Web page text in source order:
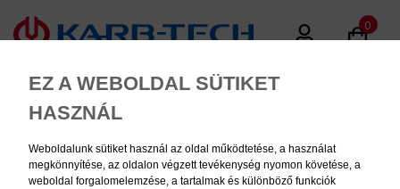
EZ A WEBOLDAL SÜTIKET
HASZNÁL
Weboldalunk sütiket használ az oldal működtetése, a használat
megkönnyítése, az oldalon végzett tevékenység nyomon követése, a
weboldal forgalomelemzése, a tartalmak és különböző funkciók
0
MENU